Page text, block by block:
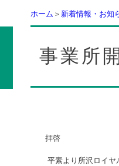
ホーム ＞ 新着情報・お知
事業所
拝啓
平素より所沢ロイヤ